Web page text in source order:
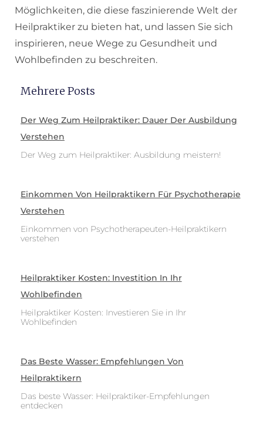
Möglichkeiten, die diese faszinierende Welt der
Heilpraktiker zu bieten hat, und lassen Sie sich
inspirieren, neue Wege zu Gesundheit und
Wohlbefinden zu beschreiten.
Mehrere Posts
Der Weg Zum Heilpraktiker: Dauer Der Ausbildung
Verstehen
Der Weg zum Heilpraktiker: Ausbildung meistern!
Einkommen Von Heilpraktikern Für Psychotherapie
Verstehen
Einkommen von Psychotherapeuten-Heilpraktikern
verstehen
Heilpraktiker Kosten: Investition In Ihr
Wohlbefinden
Heilpraktiker Kosten: Investieren Sie in Ihr
Wohlbefinden
Das Beste Wasser: Empfehlungen Von
Heilpraktikern
Das beste Wasser: Heilpraktiker-Empfehlungen
entdecken